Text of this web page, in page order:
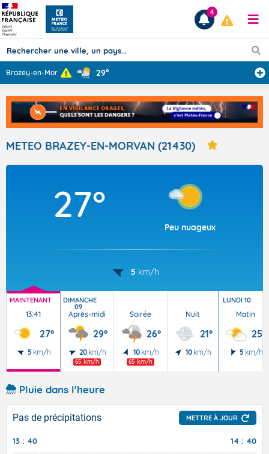
Prévisions
TOUS LES RÉSULTATS
Articles
4
Brazey-en-Morva... 29°
METEO BRAZEY-EN-MORVAN (21430)
27°
Peu nuageux
5 km/h
MAINTENANT
13:41
27°
5 km/h
DIMANCHE
09
Après-midi
29°
20 km/h
65 km/h
Soirée
26°
10 km/h
65 km/h
Nuit
21°
10 km/h
LUNDI 10
Matin
25°
5 km/h
Pluie dans l'heure
Pas de précipitations METTRE À JOUR
13 : 40 14 : 40